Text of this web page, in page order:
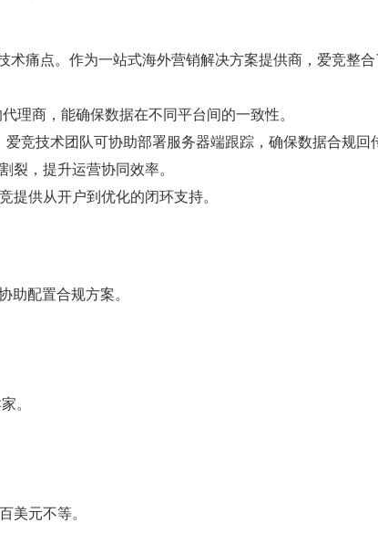
痛点。作为一站式海外营销解决方案提供商，爱竞整
理商，能确保数据在不同平台间的一致性。
爱竞技术团队可协助部署服务器端跟踪，确保数据合规回
裂，提升运营协同效率。
提供从开户到优化的闭环支持。
配置合规方案。
。
美元不等。